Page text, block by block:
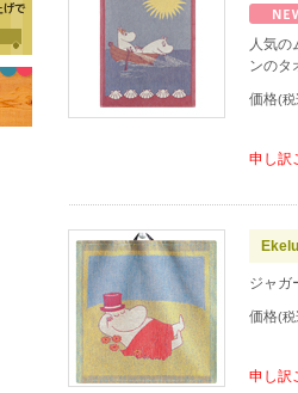
人気の
ンのタ
価格(税
申し訳
ジャガ
価格(税
申し訳